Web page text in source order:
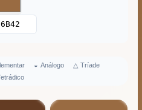
◒ Análogo △ Tríade